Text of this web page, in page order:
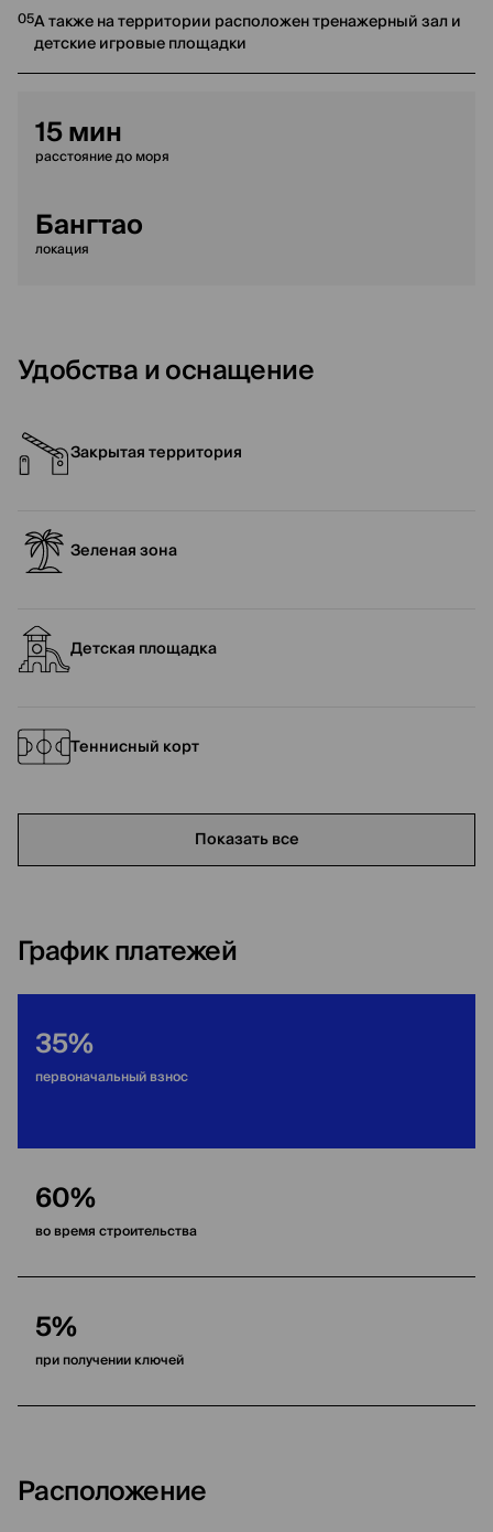
05А также на территории расположен тренажерный зал и
детские игровые площадки
15 мин
расстояние до моря
Бангтао
локация
Удобства и оснащение
Закрытая территория
Зеленая зона
Детская площадка
Теннисный корт
Показать все
График платежей
35%
первоначальный взнос
60%
во время строительства
5%
при получении ключей
Расположение